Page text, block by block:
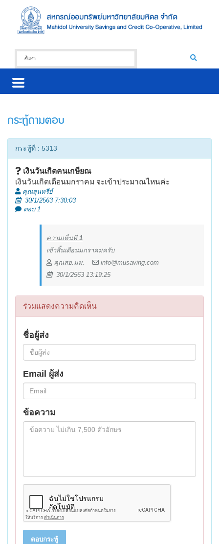
กระทู้ถามตอบ
กระทู้ที่ : 5313
เงินวันเกิดคนเกษียณ
เงินวันเกิดเดือนมกราคม จะเข้าประมาณไหนค่ะ
คุณสุนทรีย์
30/1/2563 7:30:03
ตอบ 1
ความเห็นที่1
เข้าสิ้นเดือนมกราคมครับ
คุณสอ.มม.
info@musaving.com
30/1/2563 13:19:25
ร่วมแสดงความคิดเห็น
ชื่อผู้ส่ง
Email ผู้ส่ง
ข้อความ
ตอบกระทู้